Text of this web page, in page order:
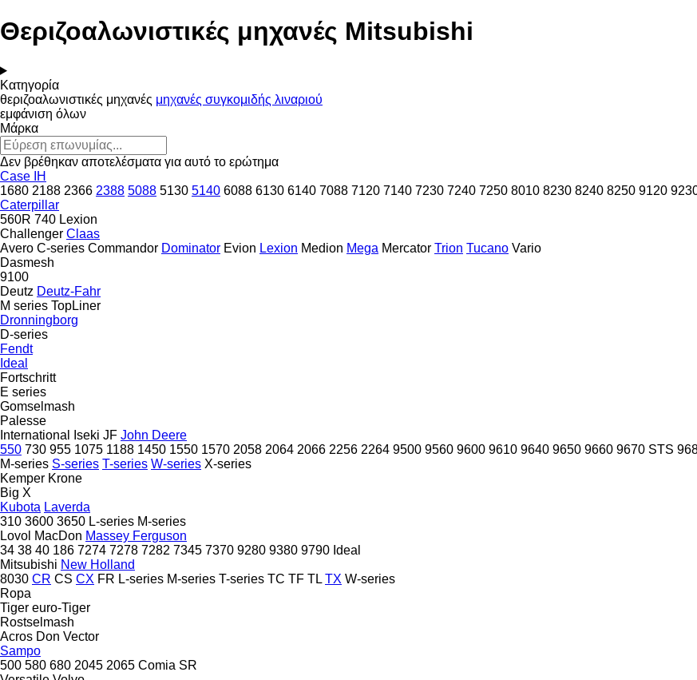
Θεριζοαλωνιστικές μηχανές Mitsubishi
Κατηγορία
θεριζοαλωνιστικές μηχανές μηχανές συγκομιδής λιναριού
εμφάνιση όλων
Μάρκα
Δεν βρέθηκαν αποτελέσματα για αυτό το ερώτημα
Case IH
1680 2188 2366 2388 5088 5130 5140 6088 6130 6140 7088 7120 7140 7230 7240 7250 8010 8230 8240 8250 9120
Caterpillar
560R 740 Lexion
Challenger Claas
Avero C-series Commandor Dominator Evion Lexion Medion Mega Mercator Trion Tucano Vario
Dasmesh
9100
Deutz Deutz-Fahr
M series TopLiner
Dronningborg
D-series
Fendt
Ideal
Fortschritt
E series
Gomselmash
Palesse
International
Iseki JF John Deere
550 730 955 1075 1188 1450 1550 1570 2058 2064 2066 2256 2264 9500 9560 9600 9610 9640 9650 9660 9670 STS
M-series S-series T-series W-series X-series
Kemper Krone
Big X
Kubota Laverda
310 3600 3650 L-series M-series
Lovol MacDon Massey Ferguson
34 38 40 186 7274 7278 7282 7345 7370 9280 9380 9790 Ideal
Mitsubishi New Holland
8030 CR CS CX FR L-series M-series T-series TC TF TL TX W-series
Ropa
Tiger euro-Tiger
Rostselmash
Acros Don Vector
Sampo
500 580 680 2045 2065 Comia SR